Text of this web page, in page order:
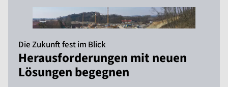
Die Zukunft fest im Blick
Herausforderungen mit neuen
Lösungen begegnen